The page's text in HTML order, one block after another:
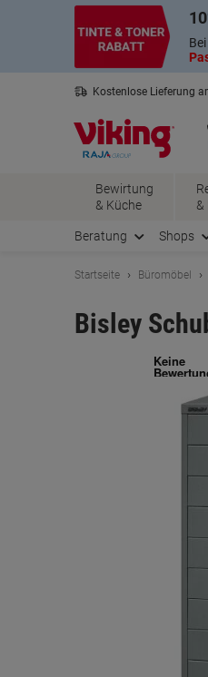
Kostenlose Lieferung
Bewirtung
& Küche
&
Beratung Shops
Startseite Büromöbel
Bisley